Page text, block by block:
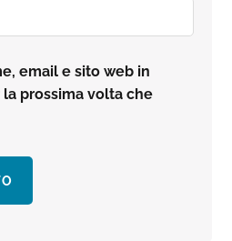
email e sito web in
prossima volta che